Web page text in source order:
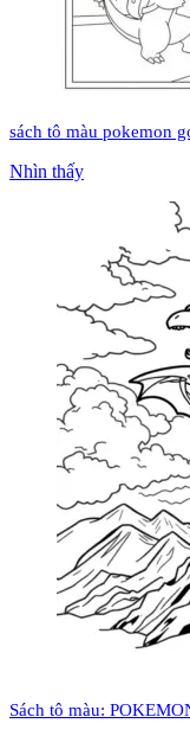
sách tô màu pokemon
Nhìn thấy
Sách tô màu: